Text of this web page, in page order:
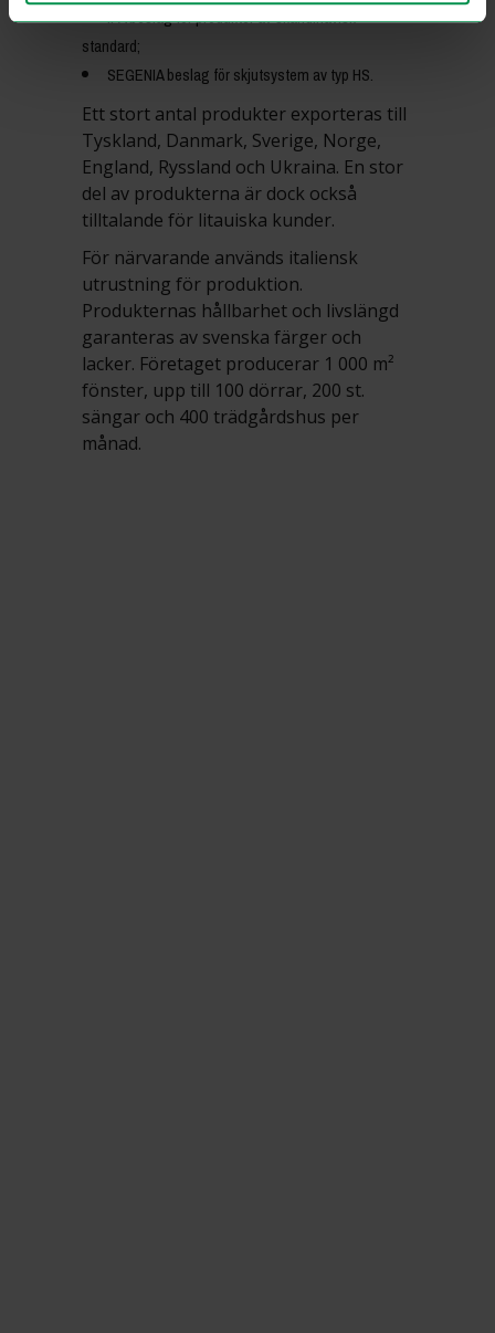
IPA beslag för produkter av skandinavisk
standard;
SEGENIA beslag för skjutsystem av typ HS.
Ett stort antal produkter exporteras till
Tyskland, Danmark, Sverige, Norge,
England, Ryssland och Ukraina. En stor
del av produkterna är dock också
tilltalande för litauiska kunder.
För närvarande används italiensk
utrustning för produktion.
Produkternas hållbarhet och livslängd
garanteras av svenska färger och
lacker. Företaget producerar 1 000 m²
fönster, upp till 100 dörrar, 200 st.
sängar och 400 trädgårdshus per
månad.